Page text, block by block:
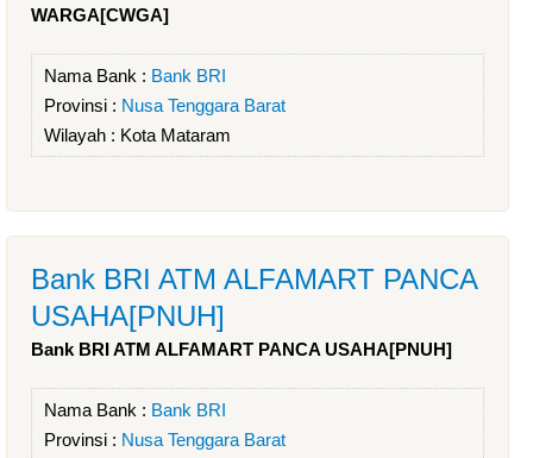
WARGA[CWGA]
Nama Bank : Bank BRI
Provinsi : Nusa Tenggara Barat
Wilayah : Kota Mataram
Bank BRI ATM ALFAMART PANCA
USAHA[PNUH]
Bank BRI ATM ALFAMART PANCA USAHA[PNUH]
Nama Bank : Bank BRI
Provinsi : Nusa Tenggara Barat